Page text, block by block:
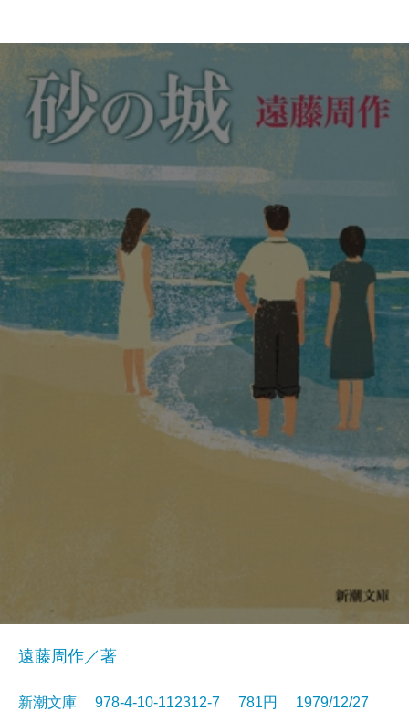
遠藤周作／著
新潮文庫 978-4-10-112312-7 781円 1979/12/27